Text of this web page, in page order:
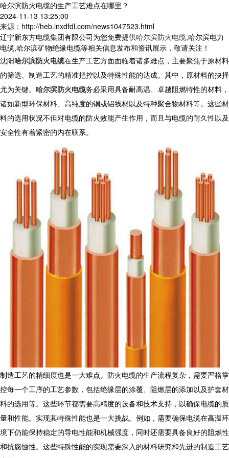
哈尔滨防火电缆的生产工艺难点在哪里？
2024-11-13 13:25:00
来源：http://heb.lnxdfdl.com/news1047523.html
辽宁新东方电缆集团有限公司为您免费提供哈尔滨防火电缆,哈尔滨电力
电缆,哈尔滨矿物绝缘电缆等相关信息发布和资讯展示，敬请关注！
沈阳哈尔滨防火电缆在生产工艺方面面临着诸多难点，主要聚焦于原材料
的筛选、制造工艺的精准把控以及特殊性能的达成。其中，原材料的抉择
尤为关键。 哈尔滨防火电缆务必采用具备耐高温、卓越阻燃特性的材料，
诸如新型环保材料、高纯度的铜或铝线材以及特种聚合物材料等。这些材
料的选用状况不但对电缆的防火效能产生作用，而且与电缆的耐久性以及
安全性有着紧密的内在联系。
制造工艺的精细度也是一大难点。 防火电缆的生产流程复杂，需要严格掌
控每一个工序的工艺参数，包括绝缘层的涂覆、阻燃层的添加以及护套材
料的选用等。这些环节都需要高精度的设备和技术支持，以确保电缆的质
量和性能。实现其特殊性能也是一大挑战。例如，需要确保电缆在高温环
境下仍能保持稳定的导电性能和机械强度，同时还需要具备良好的阻燃性
和抗腐蚀性。这些特殊性能的实现需要深入的材料研究和先进的制造工艺